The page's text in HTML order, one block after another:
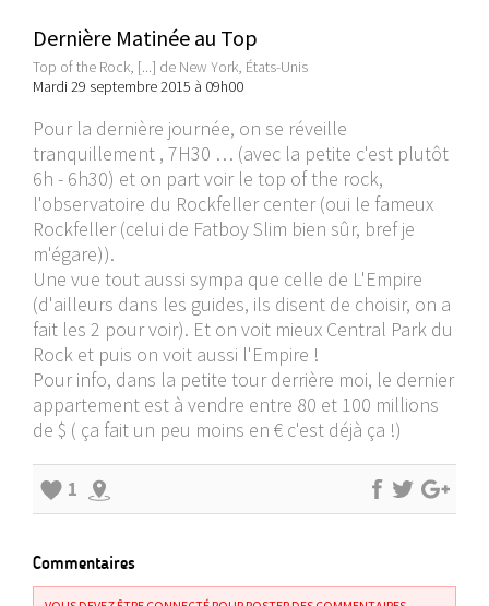
Dernière Matinée au Top
Top of the Rock, [...] de New York, États-Unis
Mardi 29 septembre 2015 à 09h00
Pour la dernière journée, on se réveille
tranquillement , 7H30 … (avec la petite c'est plutôt
6h - 6h30) et on part voir le top of the rock,
l'observatoire du Rockfeller center (oui le fameux
Rockfeller (celui de Fatboy Slim bien sûr, bref je
m'égare)).
Une vue tout aussi sympa que celle de L'Empire
(d'ailleurs dans les guides, ils disent de choisir, on a
fait les 2 pour voir). Et on voit mieux Central Park du
Rock et puis on voit aussi l'Empire !
Pour info, dans la petite tour derrière moi, le dernier
appartement est à vendre entre 80 et 100 millions
de $ ( ça fait un peu moins en € c'est déjà ça !)
1
Commentaires